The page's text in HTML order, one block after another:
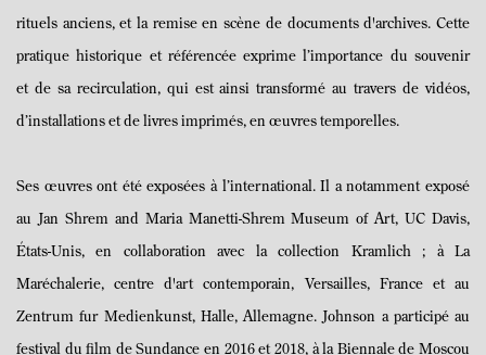
rituels anciens, et la remise en scène de documents d'archives. Cette
pratique historique et référencée exprime l’importance du souvenir
et de sa recirculation, qui est ainsi transformé au travers de vidéos,
d’installations et de livres imprimés, en œuvres temporelles.
Ses œuvres ont été exposées à l’international. Il a notamment exposé
au Jan Shrem and Maria Manetti-Shrem Museum of Art, UC Davis,
États-Unis, en collaboration avec la collection Kramlich ; à La
Maréchalerie, centre d'art contemporain, Versailles, France et au
Zentrum fur Medienkunst, Halle, Allemagne. Johnson a participé au
festival du film de Sundance en 2016 et 2018, à la Biennale de Moscou